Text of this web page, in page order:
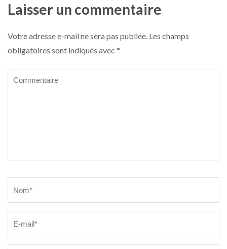
Laisser un commentaire
Votre adresse e-mail ne sera pas publiée. Les champs
obligatoires sont indiqués avec *
Commentaire